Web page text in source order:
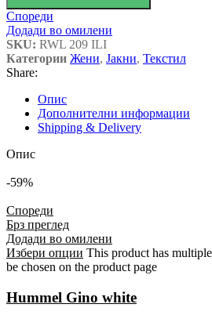
Спореди
Додади во омилени
SKU: RWL 209 ILI
Категории Жени, Јакни, Текстил
Share:
Опис
Дополнителни информации
Shipping & Delivery
Опис
-59%
Спореди
Брз преглед
Додади во омилени
Избери опции This product has
be chosen on the product page
Hummel Gino white